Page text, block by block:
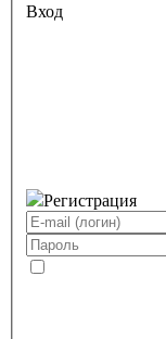
Вход
Регистрация